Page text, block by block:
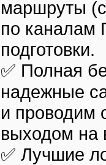
маршруты
по каналам
подготовки.
✅ Полная
надежные
и проводим
выходом на
✅ Лучшие